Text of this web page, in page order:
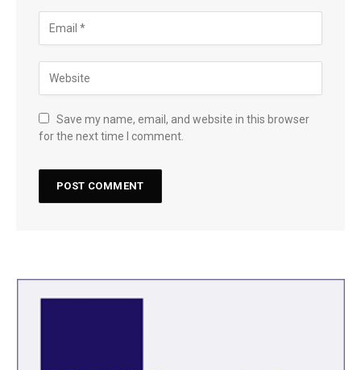
Save my name, email, and website in this browser
for the next time I comment.